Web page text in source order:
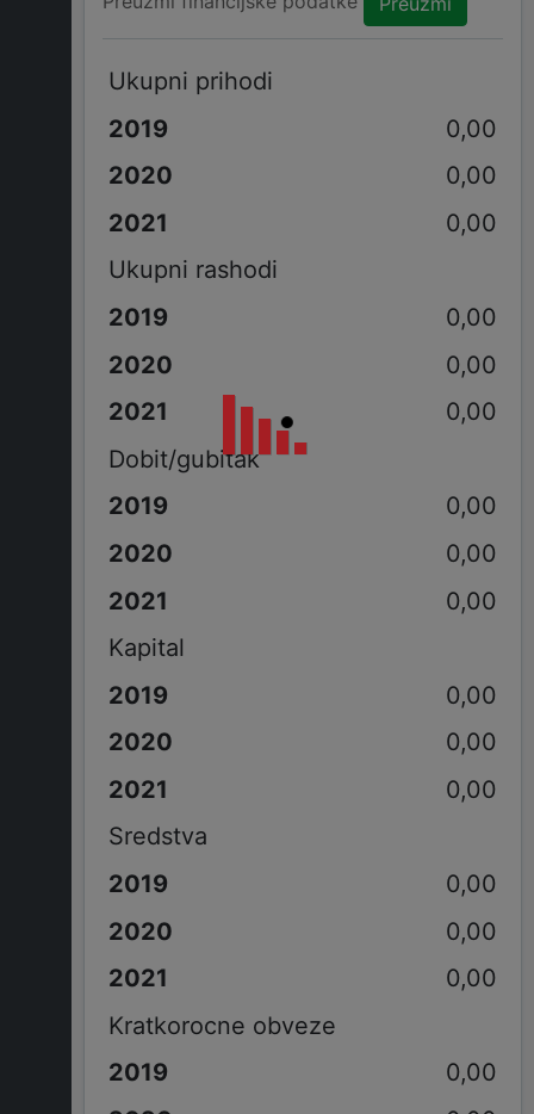
Ukupni prihodi
0,00
0,00
0,00
Ukupni rashodi
0,00
0,00
0,00
Dobit/gubitak
0,00
0,00
0,00
Kapital
0,00
0,00
0,00
Sredstva
0,00
0,00
0,00
Kratkorocne obveze
0,00